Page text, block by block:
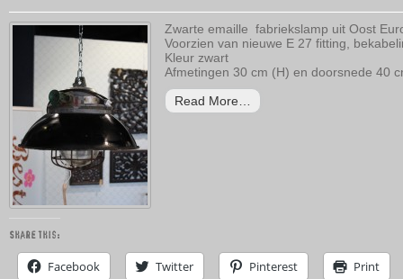
Zwarte emaille fabriekslamp uit Oost
Voorzien van nieuwe E 27 fitting,
Kleur zwart
Afmetingen 30 cm (H) en doorsnede 40
Read More…
Share this:
Facebook Twitter Pinterest Print